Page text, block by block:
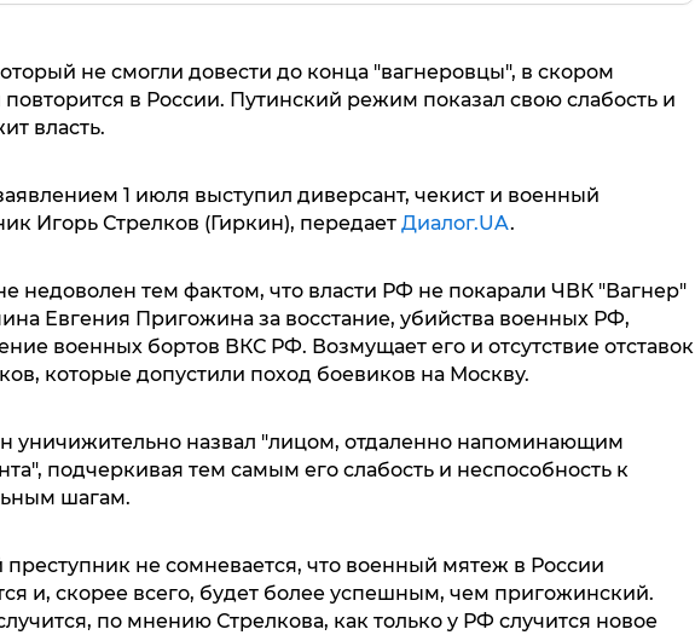
не смогли довести до конца "вагнеровцы", в скором
в России. Путинский режим показал свою слабость и
власть.
1 июля выступил диверсант, чекист и военный
Игорь Стрелков (Гиркин), передает Диалог.UA.
недоволен тем фактом, что власти РФ не покарали ЧВК "Вагнер"
Евгения Пригожина за восстание, убийства военных РФ,
военных бортов ВКС РФ. Возмущает его и отсутствие отставок
которые допустили поход боевиков на Москву.
уничижительно назвал "лицом, отдаленно напоминающим
подчеркивая тем самым его слабость и неспособность к
шагам.
не сомневается, что военный мятеж в России
и, скорее всего, будет более успешным, чем пригожинский.
по мнению Стрелкова, как только у РФ случится новое